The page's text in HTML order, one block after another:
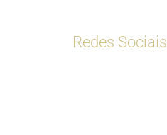
Redes Sociais